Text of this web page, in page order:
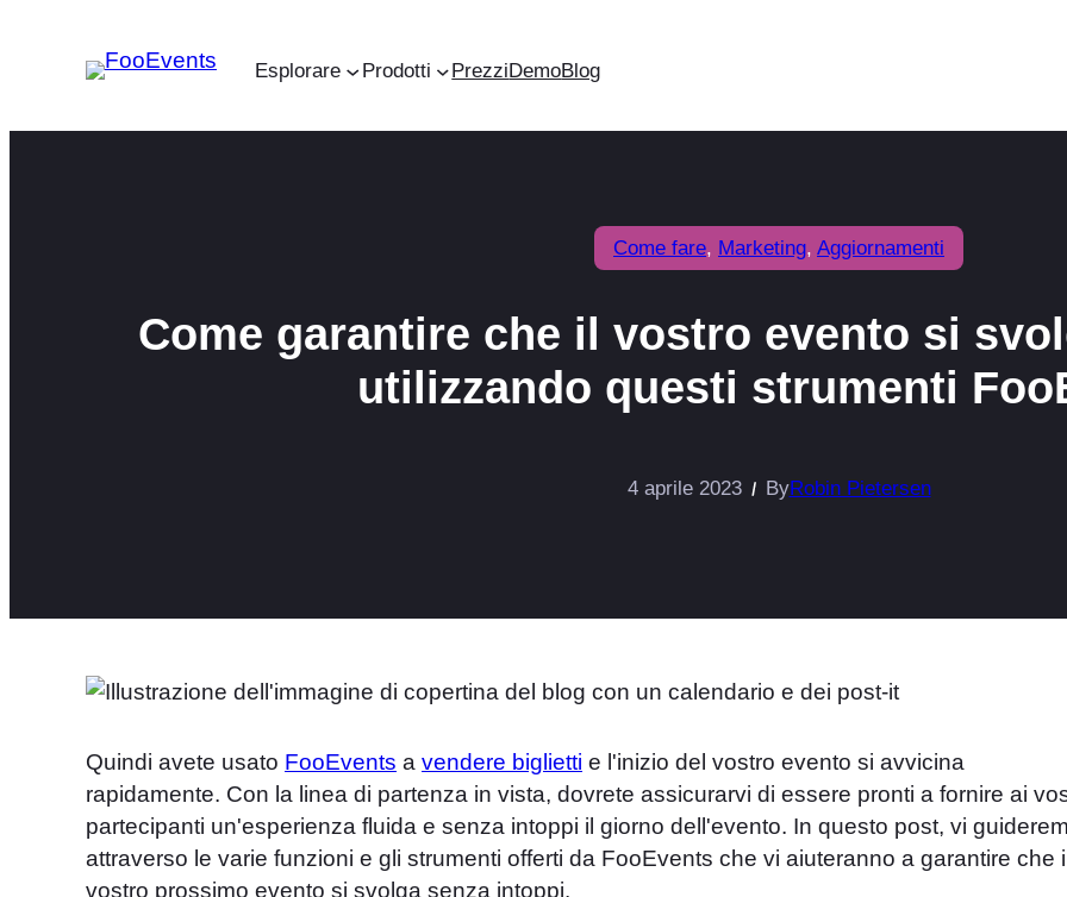
Esplorare Prodotti PrezziDemoBlog
Come fare, Marketing, Aggiornamenti
Come garantire che il vostro evento si
utilizzando questi strumenti
4 aprile 2023 ByRobin Pietersen
Quindi avete usato FooEvents a vendere biglietti e l'inizio del vostro evento si avvicina
rapidamente. Con la linea di partenza in vista, dovrete assicurarvi di essere pronti a fornire ai
partecipanti un'esperienza fluida e senza intoppi il giorno dell'evento. In questo post, vi
attraverso le varie funzioni e gli strumenti offerti da FooEvents che vi aiuteranno a garantire che
vostro prossimo evento si svolga senza intoppi.